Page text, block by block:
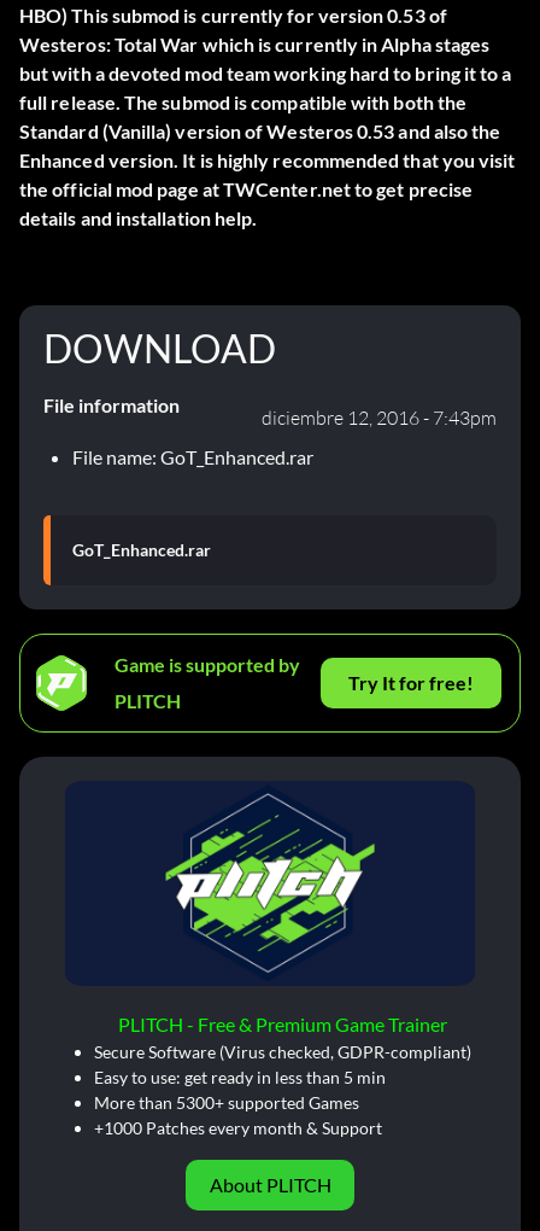
HBO) This submod is currently for version 0.53 of
Westeros: Total War which is currently in Alpha stages
but with a devoted mod team working hard to bring it to a
full release. The submod is compatible with both the
Standard (Vanilla) version of Westeros 0.53 and also the
Enhanced version. It is highly recommended that you visit
the official mod page at TWCenter.net to get precise
details and installation help.
DOWNLOAD
File information
diciembre 12, 2016 - 7:43pm
File name: GoT_Enhanced.rar
GoT_Enhanced.rar
Game is supported by
PLITCH
Try It for free!
PLITCH - Free & Premium Game Trainer
Secure Software (Virus checked, GDPR-compliant)
Easy to use: get ready in less than 5 min
More than 5300+ supported Games
+1000 Patches every month & Support
About PLITCH